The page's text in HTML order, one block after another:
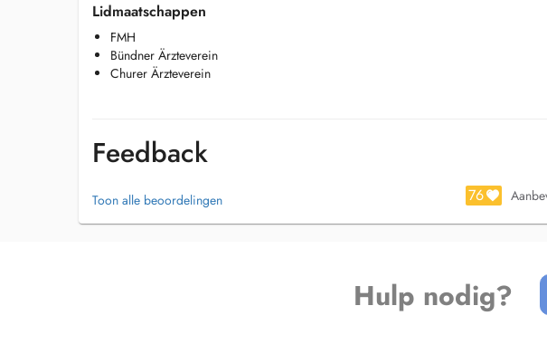
Lidmaatschappen
FMH
Bündner Ärzteverein
Churer Ärzteverein
Feedback
Toon alle beoordelingen 76
Hulp nodig?